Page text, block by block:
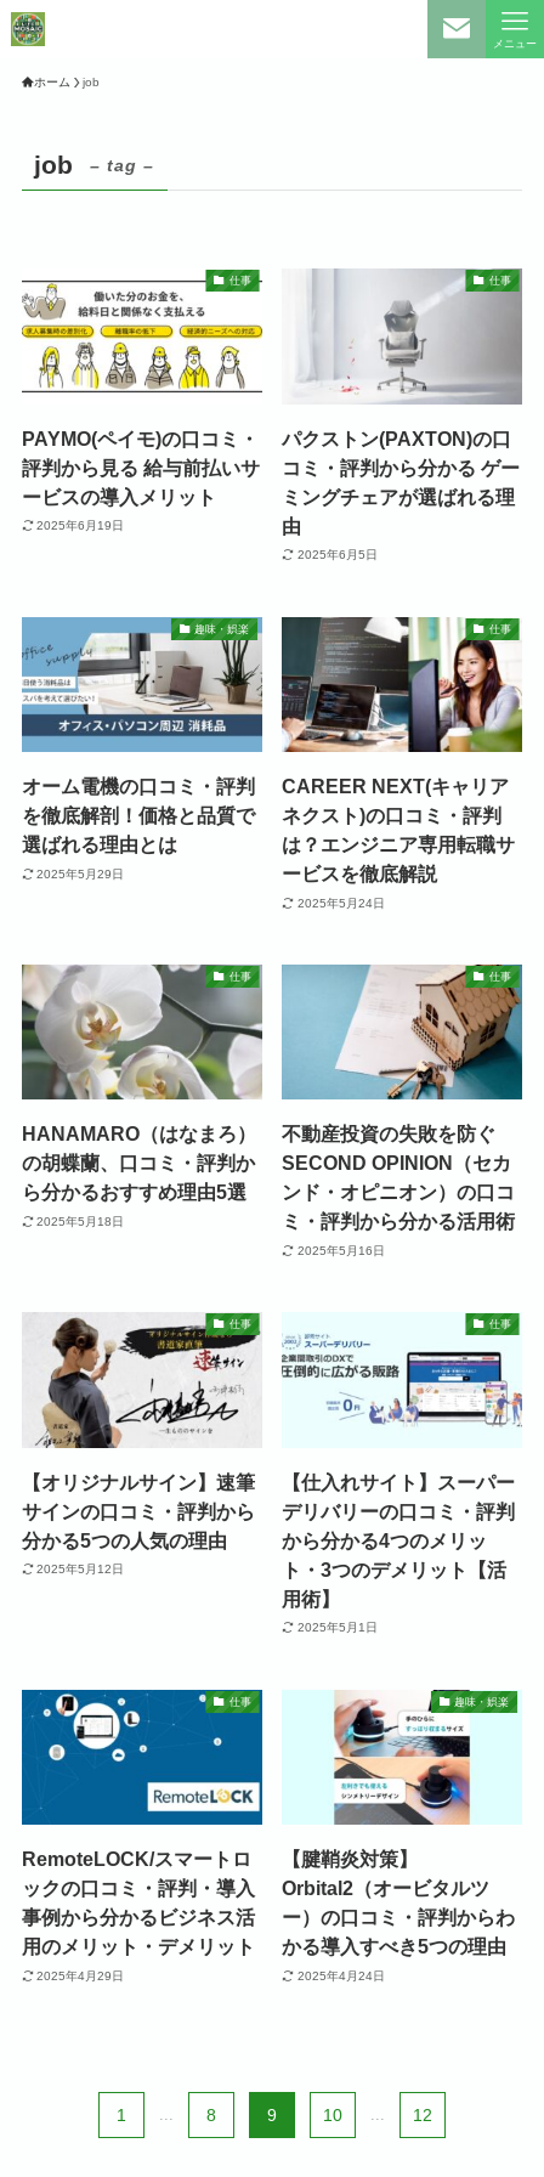
メニュー
ホーム job
job – tag –
仕事
PAYMO(ペイモ)の口コミ・
評判から見る 給与前払いサ
ービスの導入メリット
2025年6月19日
仕事
パクストン(PAXTON)の口
コミ・評判から分かる ゲー
ミングチェアが選ばれる理
由
2025年6月5日
趣味・娯楽
オーム電機の口コミ・評判
を徹底解剖！価格と品質で
選ばれる理由とは
2025年5月29日
仕事
CAREER NEXT(キャリア
ネクスト)の口コミ・評判
は？エンジニア専用転職サ
ービスを徹底解説
2025年5月24日
仕事
HANAMARO（はなまろ）
の胡蝶蘭、口コミ・評判か
ら分かるおすすめ理由5選
2025年5月18日
仕事
不動産投資の失敗を防ぐ
SECOND OPINION（セカ
ンド・オピニオン）の口コ
ミ・評判から分かる活用術
2025年5月16日
仕事
【オリジナルサイン】速筆
サインの口コミ・評判から
分かる5つの人気の理由
2025年5月12日
仕事
【仕入れサイト】スーパー
デリバリーの口コミ・評判
から分かる4つのメリッ
ト・3つのデメリット【活
用術】
2025年5月1日
仕事
RemoteLOCK/スマートロ
ックの口コミ・評判・導入
事例から分かるビジネス活
用のメリット・デメリット
2025年4月29日
趣味・娯楽
【腱鞘炎対策】
Orbital2（オービタルツ
ー）の口コミ・評判からわ
かる導入すべき5つの理由
2025年4月24日
1 8 9 10 12